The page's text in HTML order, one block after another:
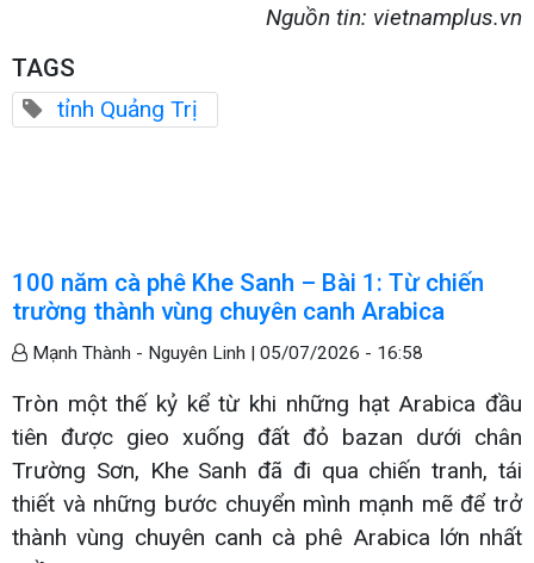
Nguồn tin: vietnamplus.vn
TAGS
tỉnh Quảng Trị
100 năm cà phê Khe Sanh – Bài 1: Từ chiến
trường thành vùng chuyên canh Arabica
Mạnh Thành - Nguyên Linh | 05/07/2026 - 16:58
Tròn một thế kỷ kể từ khi những hạt Arabica đầu
tiên được gieo xuống đất đỏ bazan dưới chân
Trường Sơn, Khe Sanh đã đi qua chiến tranh, tái
thiết và những bước chuyển mình mạnh mẽ để trở
thành vùng chuyên canh cà phê Arabica lớn nhất